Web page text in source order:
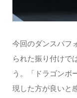
今回のダンスパフ
られた振り付けで
う。「ドラゴンボ
現した方が良いと